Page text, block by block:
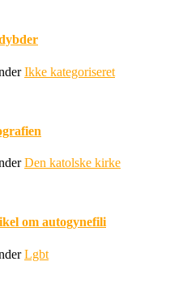
Ikke kategoriseret
Den katolske kirke
om autogynefili
Lgbt